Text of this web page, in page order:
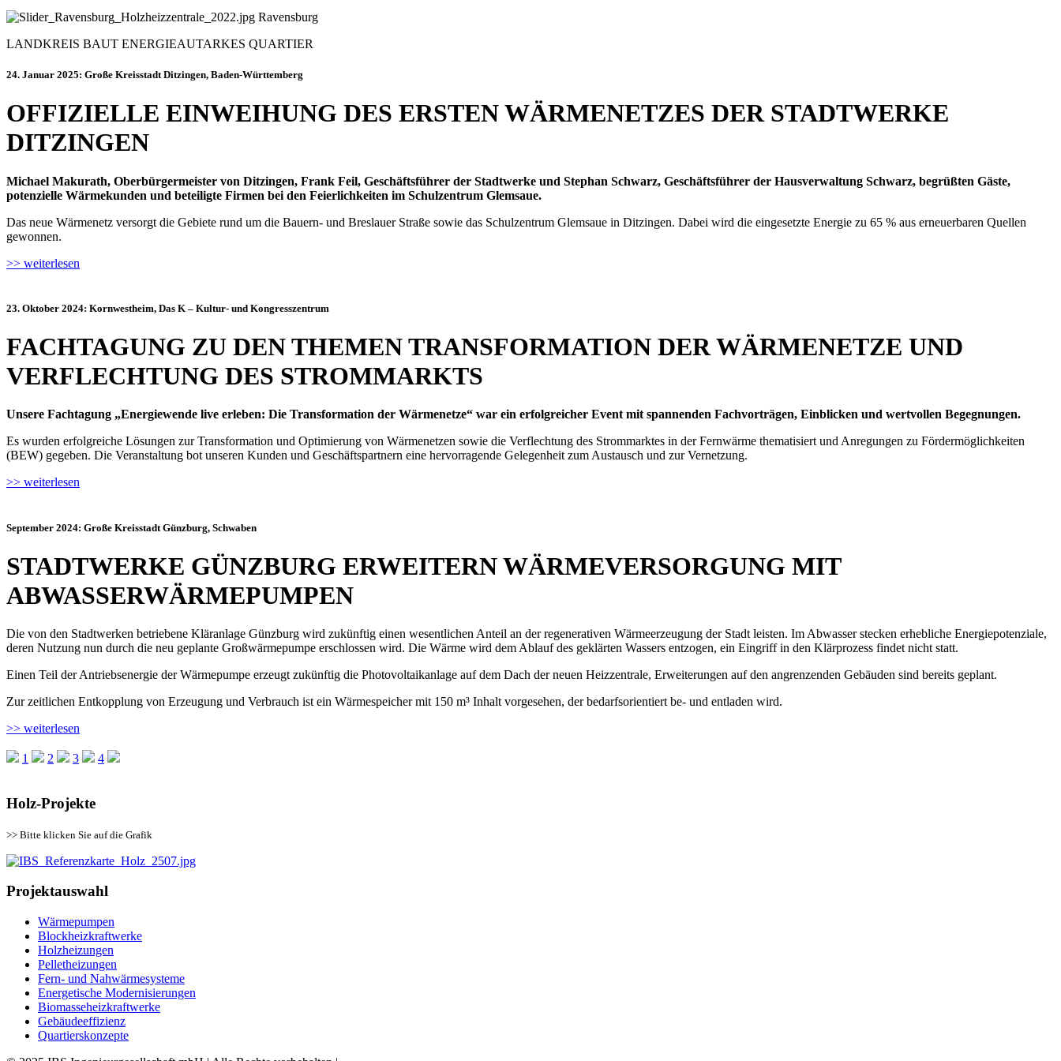
Ravensburg
LANDKREIS BAUT ENERGIEAUTARKES QUARTIER
24. Januar 2025: Große Kreisstadt Ditzingen, Baden-Württemberg
OFFIZIELLE EINWEIHUNG DES ERSTEN WÄRMENETZES DER STADTWERKE
DITZINGEN
Michael Makurath, Oberbürgermeister von Ditzingen, Frank Feil, Geschäftsführer der Stadtwerke und Stephan Schwarz, Geschäftsführer der Hausverwaltung Schwarz, begrüßten Gäste,
potenzielle Wärmekunden und beteiligte Firmen bei den Feierlichkeiten im Schulzentrum Glemsaue.
Das neue Wärmenetz versorgt die Gebiete rund um die Bauern- und Breslauer Straße sowie das Schulzentrum Glemsaue in Ditzingen. Dabei wird die eingesetzte Energie zu 65 % aus erneuerbaren Quellen
gewonnen.
>> weiterlesen
23. Oktober 2024: Kornwestheim, Das K – Kultur- und Kongresszentrum
FACHTAGUNG ZU DEN THEMEN TRANSFORMATION DER WÄRMENETZE UND
VERFLECHTUNG DES STROMMARKTS
Unsere Fachtagung „Energiewende live erleben: Die Transformation der Wärmenetze“ war ein erfolgreicher Event mit spannenden Fachvorträgen, Einblicken und wertvollen Begegnungen.
Es wurden erfolgreiche Lösungen zur Transformation und Optimierung von Wärmenetzen sowie die Verflechtung des Strommarktes in der Fernwärme thematisiert und Anregungen zu Fördermöglichkeiten
(BEW) gegeben. Die Veranstaltung bot unseren Kunden und Geschäftspartnern eine hervorragende Gelegenheit zum Austausch und zur Vernetzung.
>> weiterlesen
September 2024: Große Kreisstadt Günzburg, Schwaben
STADTWERKE GÜNZBURG ERWEITERN WÄRMEVERSORGUNG MIT
ABWASSERWÄRMEPUMPEN
Die von den Stadtwerken betriebene Kläranlage Günzburg wird zukünftig einen wesentlichen Anteil an der regenerativen Wärmeerzeugung der Stadt leisten. Im Abwasser stecken erhebliche Energiepotenziale,
deren Nutzung nun durch die neu geplante Großwärmepumpe erschlossen wird. Die Wärme wird dem Ablauf des geklärten Wassers entzogen, ein Eingriff in den Klärprozess findet nicht statt.
Einen Teil der Antriebsenergie der Wärmepumpe erzeugt zukünftig die Photovoltaikanlage auf dem Dach der neuen Heizzentrale, Erweiterungen auf den angrenzenden Gebäuden sind bereits geplant.
Zur zeitlichen Entkopplung von Erzeugung und Verbrauch ist ein Wärmespeicher mit 150 m³ Inhalt vorgesehen, der bedarfsorientiert be- und entladen wird.
>> weiterlesen
1 2 3 4
Holz-Projekte
>> Bitte klicken Sie auf die Grafik
Projektauswahl
Wärmepumpen
Blockheizkraftwerke
Holzheizungen
Pelletheizungen
Fern- und Nahwärmesysteme
Energetische Modernisierungen
Biomasseheizkraftwerke
Gebäudeeffizienz
Quartierskonzepte